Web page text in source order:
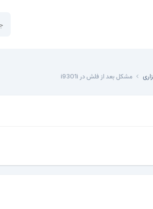
مشکل بعد از فلش در i9301i